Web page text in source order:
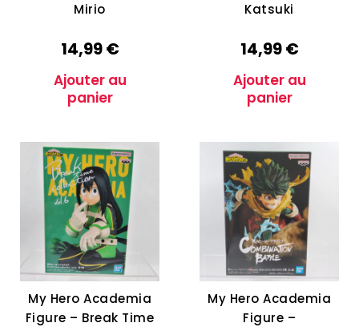
Mirio
14,99€
Ajouter au
panier
Katsuki
14,99€
Ajouter au
panier
My Hero Academia
Figure – Break Time
My Hero Academia
Figure –